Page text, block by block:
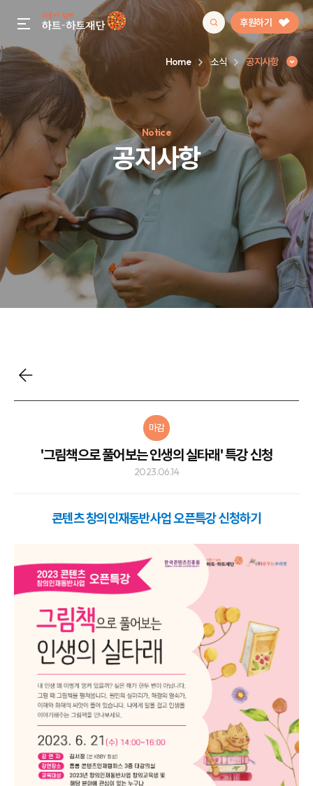
gnb menu open 후원하기
인기 키워드
#정기후원#하트플레이스#캠페인#팬덤후원
Home 소식 공지사항
Notice
공지사항
마감
'그림책으로 풀어보는 인생의 실타래' 특강 신청
2023.06.14
콘텐츠 창의인재동반사업 오픈특강 신청하기